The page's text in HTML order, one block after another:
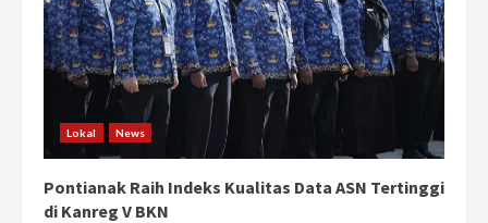
Lokal News
Pontianak Raih Indeks Kualitas Data ASN Tertinggi
di Kanreg V BKN